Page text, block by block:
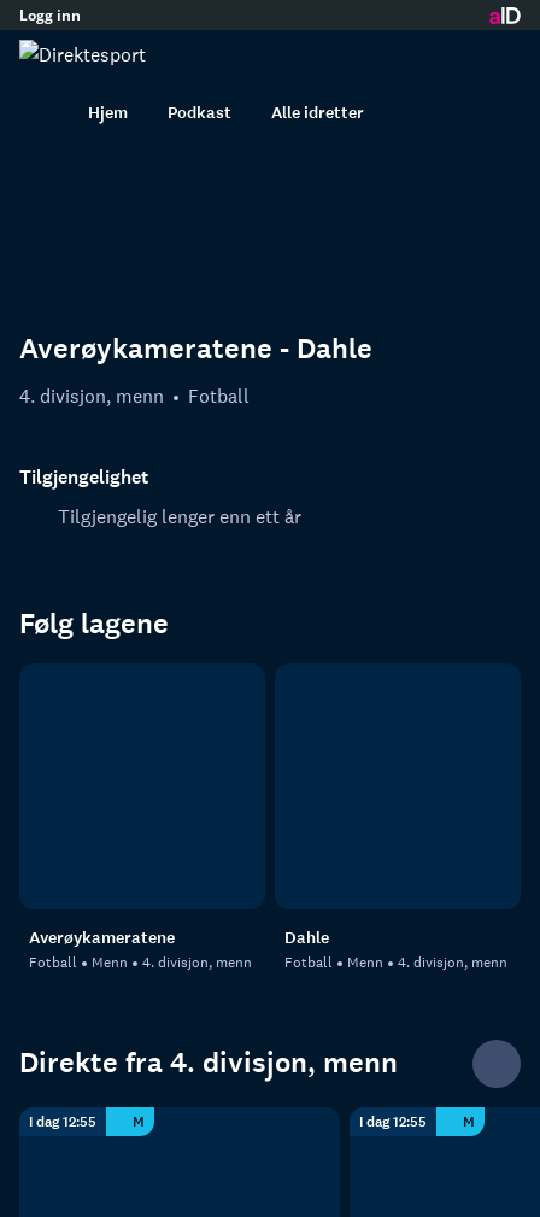
innhold
Logg inn
Hjem Podkast Alle idretter
Averøykameratene - Dahle
4. divisjon, menn Fotball
Tilgjengelighet
Tilgjengelig lenger enn ett år
Følg lagene
Averøykameratene
Fotball Menn 4. divisjon, menn
Dahle
Fotball Menn 4. divisjon, menn
Direkte fra 4. divisjon, menn
I dag 12:55 M I dag 12:55 M